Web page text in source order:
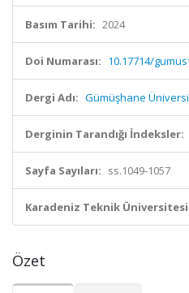
Basım Tarihi: 2024
Doi Numarası: 10.17714/
Dergi Adı: Gümüşhane
Derginin Tarandığı İndeksler:
Sayfa Sayıları: ss.1049-1057
Karadeniz Teknik
Özet